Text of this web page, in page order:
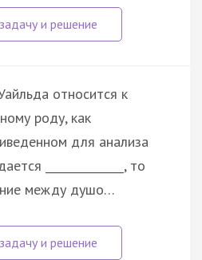
относится к
роду, как
для анализа
______________, то
между душо…